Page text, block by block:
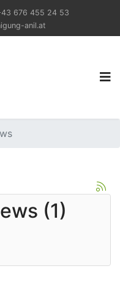
676 455 24 53
anil.at
(1)